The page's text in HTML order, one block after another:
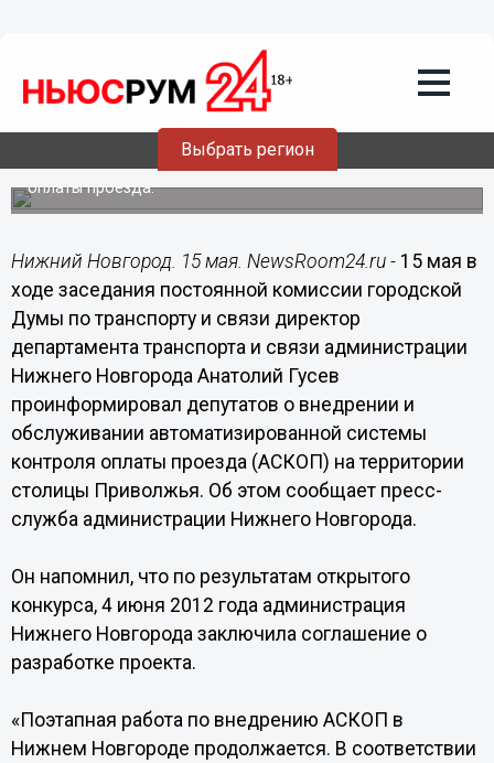
Выбрать регион
Поэтапная работа по внедрению
АСКОП в Нижнем Новгороде
продолжается, - Гусев
В администрации Нижнего Новгорода обсудили ход
внедрения автоматизированной системы контроля
оплаты проезда.
Нижний Новгород. 15 мая. NewsRoom24.ru - 15 мая в
ходе заседания постоянной комиссии городской
Думы по транспорту и связи директор
департамента транспорта и связи администрации
Нижнего Новгорода Анатолий Гусев
проинформировал депутатов о внедрении и
обслуживании автоматизированной системы
контроля оплаты проезда (АСКОП) на территории
столицы Приволжья. Об этом сообщает пресс-
служба администрации Нижнего Новгорода.
Он напомнил, что по результатам открытого
конкурса, 4 июня 2012 года администрация
Нижнего Новгорода заключила соглашение о
разработке проекта.
«Поэтапная работа по внедрению АСКОП в
Нижнем Новгороде продолжается. В соответствии